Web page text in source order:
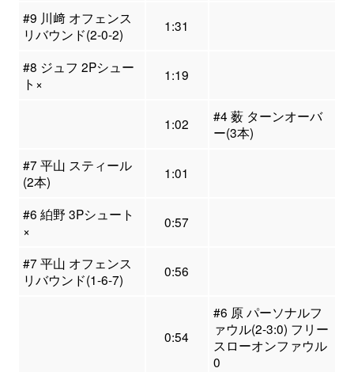
#9 川﨑 オフェンス
リバウンド(2-0-2)
1:31
#8 ジュフ 2Pシュー
ト×
1:19
1:02
#4 薮 ターンオーバ
ー(3本)
#7 平山 スティール
(2本)
1:01
#6 絈野 3Pシュート
×
0:57
#7 平山 オフェンス
リバウンド(1-6-7)
0:56
0:54
#6 原 パーソナルフ
ァウル(2-3:0) フリー
スローオンファウル
0